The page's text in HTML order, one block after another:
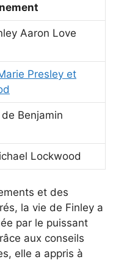
Aaron Love
Presley et
Benjamin
Lockwood
et des
la vie de Finley a
par le puissant
aux conseils
elle a appris à